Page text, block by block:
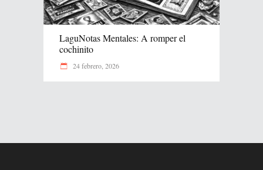
LaguNotas Mentales: A romper el
cochinito
24 febrero, 2026